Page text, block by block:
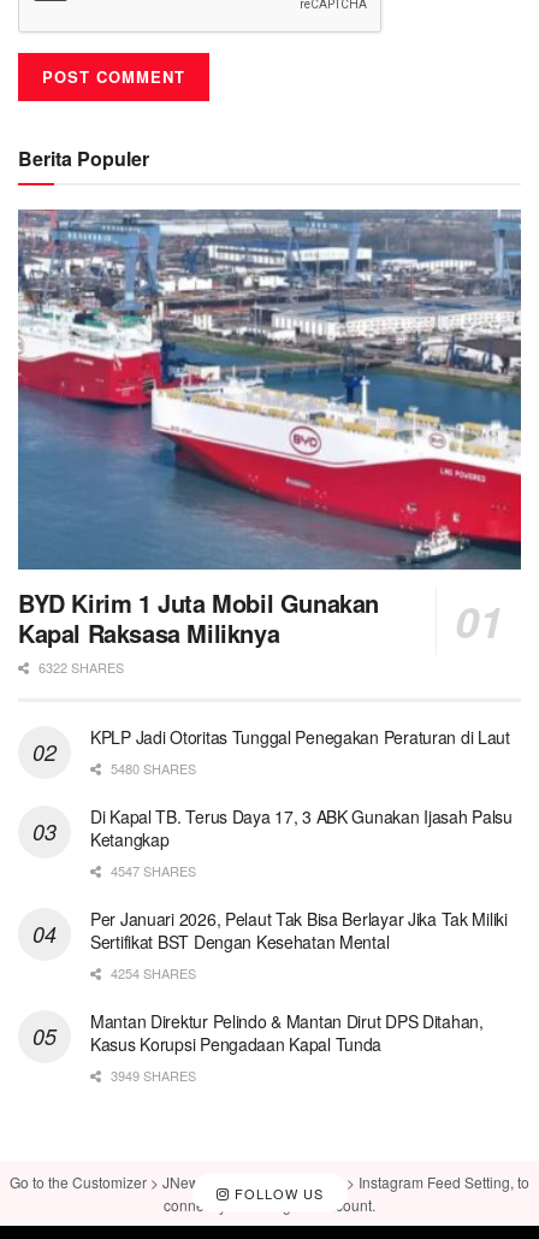
Berita Populer
BYD Kirim 1 Juta Mobil Gunakan
Kapal Raksasa Miliknya
6322 SHARES
KPLP Jadi Otoritas Tunggal Penegakan Peraturan di Laut
5480 SHARES
Di Kapal TB. Terus Daya 17, 3 ABK Gunakan Ijasah Palsu
Ketangkap
4547 SHARES
Per Januari 2026, Pelaut Tak Bisa Berlayar Jika Tak Miliki
Sertifikat BST Dengan Kesehatan Mental
4254 SHARES
Mantan Direktur Pelindo & Mantan Dirut DPS Ditahan,
Kasus Korupsi Pengadaan Kapal Tunda
3949 SHARES
FOLLOW US
Go to the Customizer > JNews : Social, Like & View > Instagram Feed Setting, to
connect your Instagram account.